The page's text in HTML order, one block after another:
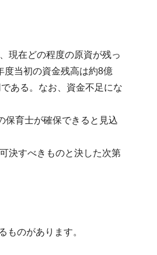
現在どの程度の原資が残っ
度当初の資金残高は約8億
ある。なお、資金不足にな
保育士が確保できると見込
決すべきものと決した次第
ものがあります。